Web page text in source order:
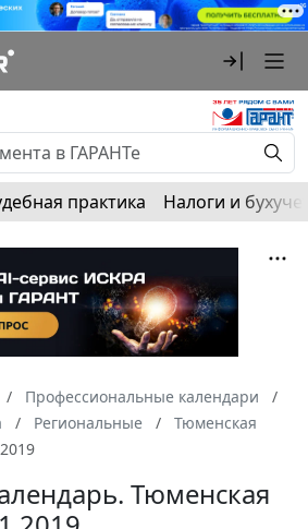
практика Налоги и
Профессиональные календари
Региональные
Тюменская
Тюменская